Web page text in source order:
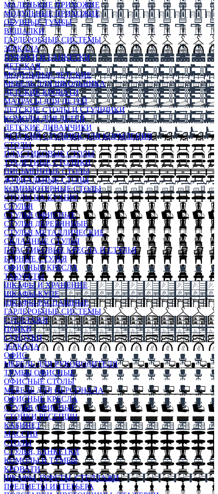
МАЛЕНЬКИЕ ПРИХОЖИЕ
МОДУЛЬНЫЕ ПРИХОЖИЕ
ОБУВНЫЕ ТУМБЫ
ВЕШАЛКИ
ГАРДЕРОБНЫЕ СИСТЕМЫ
ЗЕРКАЛА
ПУФИКИ И БАНКЕТКИ
ДЕТСКАЯ
МОДУЛЬНЫЕ ДЕТСКИЕ
МЕБЕЛЬ ДЛЯ ШКОЛЬНИКА
ДЕТСКИЕ КРОВАТИ
МАТРАСЫ ДЛЯ ДЕТЕЙ
ДЕТСКИЕ СТОЛЫ И СТУЛЬЧИКИ
КОМОДЫ ДЛЯ ДЕТЕЙ
ДЕТСКИЕ ДИВАНЧИКИ
ДЕТСКИЙ СТУЛЬЧИК ДЛЯ КОРМЛЕНИЯ
СТОЛЫ
ПЛАСТИКОВЫЕ СТОЛЫ
ТУАЛЕТНЫЕ СТОЛИКИ
ПИСЬМЕННЫЕ СТОЛЫ
ЖУРНАЛЬНЫЕ СТОЛЫ
КОМПЬЮТЕРНЫЕ СТОЛЫ
СТОЛЫ НА КУХНЮ
СТУЛЬЯ
СТУЛЬЯ ОФИСНЫЕ
СТУЛЬЯ ДЕРЕВЯННЫЕ
СТУЛЬЯ МЕТАЛЛИЧЕСКИЕ
СКЛАДНЫЕ СТУЛЬЯ
ПЛАСТИКОВЫЕ КРЕСЛА И СТУЛЬЯ
БАРНЫЕ СТУЛЬЯ
ОФИСНЫЕ КРЕСЛА
ТАБУРЕТЫ
ШКАФЫ И ХРАНЕНИЕ
ШКАФЫ-КУПЕ
ШКАФЫ-РАСПАШНЫЕ
ГАРДЕРОБНЫЕ СИСТЕМЫ
СТЕЛЛАЖИ
ПОЛКИ
СУНДУКИ
ЗЕРКАЛА
ОФИС
МЕБЕЛЬ ДЛЯ РУКОВОДИТЕЛЯ
ТУМБЫ ОФИСНЫЕ
ОФИСНЫЕ СТОЛЫ
МЕБЕЛЬ ДЛЯ ПЕРСОНАЛА
ОФИСНЫЕ КРЕСЛА
СТУЛЬЯ ОФИСНЫЕ
СТОЙКИ РЕСЕПШН
КАБИНЕТ
МАССИВ
СТОЛЫ
СТУЛЬЯ, БАНКЕТКИ
КОМОДЫ И ТУМБЫ
КРОВАТИ
ШКАФЫ, БУФЕТЫ, СТЕЛЛАЖИ
ПРЕДМЕТЫ ИНТЕРЬЕРА